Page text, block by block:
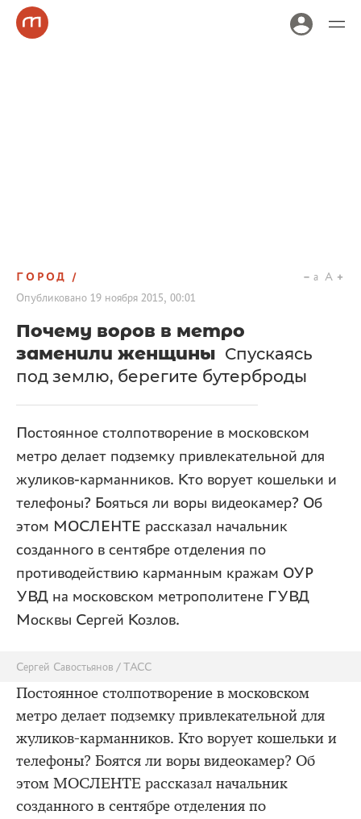
ГОРОД
Опубликовано 19 ноября 2015, 00:01
a A
Почему воров в метро
заменили женщины Спускаясь
под землю, берегите бутерброды
Постоянное столпотворение в московском
метро делает подземку привлекательной для
жуликов-карманников. Кто ворует кошельки и
телефоны? Бояться ли воры видеокамер? Об
этом МОСЛЕНТЕ рассказал начальник
созданного в сентябре отделения по
противодействию карманным кражам ОУР
УВД на московском метрополитене ГУВД
Москвы Сергей Козлов.
Сергей Савостьянов / ТАСС
Постоянное столпотворение в московском
метро делает подземку привлекательной для
жуликов-карманников. Кто ворует кошельки и
телефоны? Боятся ли воры видеокамер? Об
этом МОСЛЕНТЕ рассказал начальник
созданного в сентябре отделения по